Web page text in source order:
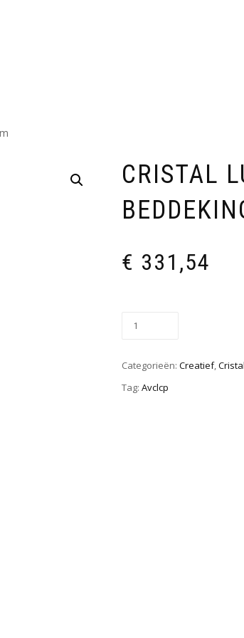
CRISTAL
€ 331,54
Categorieën: Creatief,
Tag: Avclcp